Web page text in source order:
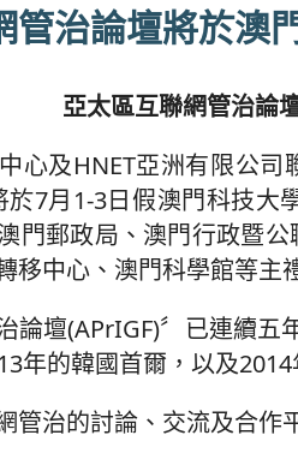
管治論壇將於澳
亞太區互聯網管治論
心及HNET亞洲有限公
於7月1-3日假澳門科技
門郵政局、澳門行政暨
移中心、澳門科學館等主
論壇(APrIGF)〞已連續
年的韓國首爾，以及
管治的討論、交流及合作